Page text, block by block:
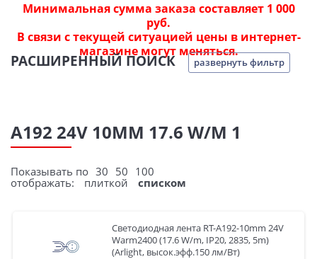
Минимальная сумма заказа составляет 1 000
руб.
В связи с текущей ситуацией цены в интернет-
магазине могут меняться.
РАСШИРЕННЫЙ ПОИСК развернуть фильтр
A192 24V 10MM 17.6 W/M 1
Показывать по 30 50 100
отображать:
плиткой списком
Светодиодная лента RT-A192-10mm 24V
Warm2400 (17.6 W/m, IP20, 2835, 5m)
(Arlight, высок.эфф.150 лм/Вт)